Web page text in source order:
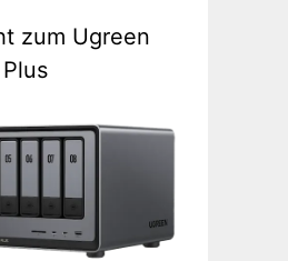
zum Ugreen